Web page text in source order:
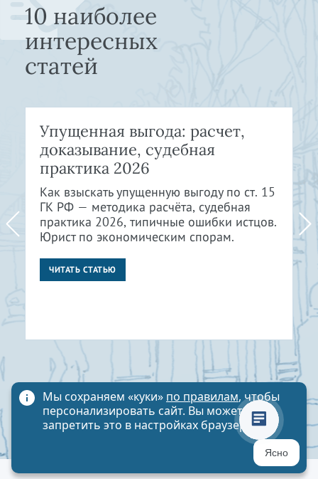
10 наиболее
интересных
статей
Упущенная выгода: расчет,
доказывание, судебная
практика 2026
Как взыскать упущенную выгоду по ст. 15
ГК РФ — методика расчёта, судебная
практика 2026, типичные ошибки истцов.
Юрист по экономическим спорам.
ЧИТАТЬ СТАТЬЮ
Мы сохраняем «куки» по правилам, чтобы
персонализировать сайт. Вы можете
запретить это в настройках браузера
Ясно